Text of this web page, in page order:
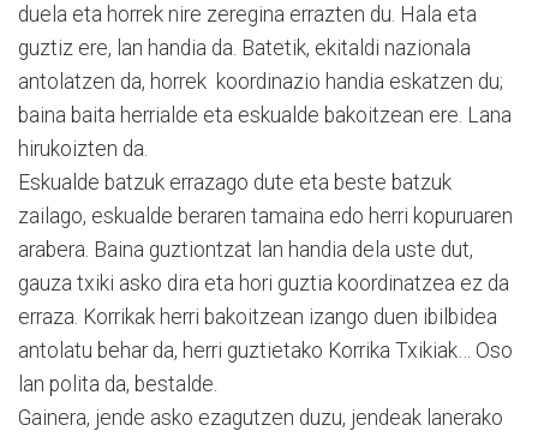
duela eta horrek nire zeregina errazten du. Hala eta
guztiz ere, lan handia da. Batetik, ekitaldi nazionala
antolatzen da, horrek koordinazio handia eskatzen du;
baina baita herrialde eta eskualde bakoitzean ere. Lana
hirukoizten da.
Eskualde batzuk errazago dute eta beste batzuk
zailago, eskualde beraren tamaina edo herri kopuruaren
arabera. Baina guztiontzat lan handia dela uste dut,
gauza txiki asko dira eta hori guztia koordinatzea ez da
erraza. Korrikak herri bakoitzean izango duen ibilbidea
antolatu behar da, herri guztietako Korrika Txikiak… Oso
lan polita da, bestalde.
Gainera, jende asko ezagutzen duzu, jendeak lanerako